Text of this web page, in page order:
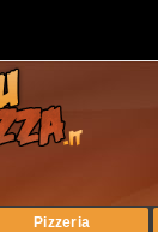
Pizzeria